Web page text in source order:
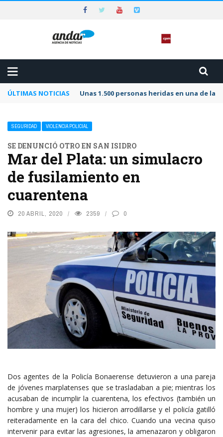
ÚLTIMAS NOTICIAS Unas 1.500 personas heridas en una de
SEGURIDAD VIOLENCIA POLICIAL
SE DENUNCIÓ OTRO EN SAN ISIDRO
Mar del Plata: un simulacro
de fusilamiento en
cuarentena
20 ABRIL, 2020 2359 0
Dos agentes de la Policía Bonaerense detuvieron a una pareja
de jóvenes marplatenses que se trasladaban a pie; mientras los
acusaban de incumplir la cuarentena, los efectivos (también un
hombre y una mujer) los hicieron arrodillarse y el policía gatilló
reiteradamente en la cara del chico. Cuando una vecina quiso
intervenir para evitar las agresiones, la amenazaron y obligaron